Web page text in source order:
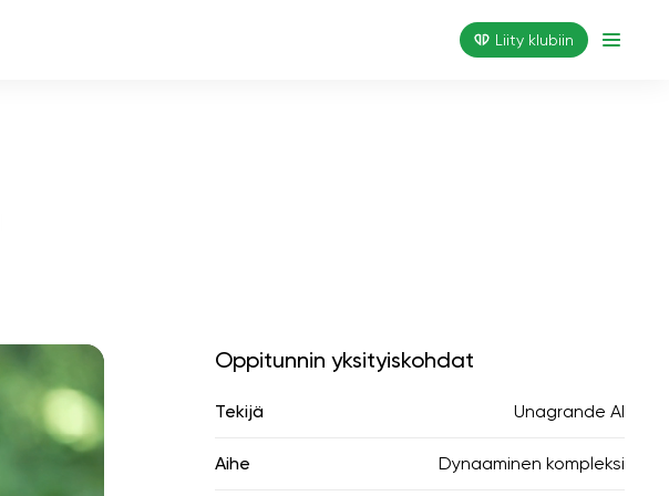
Liity klubiin
01:44
Oppitunnin yksityiskohdat
Tekijä Unagrande AI
Aihe Dynaaminen kompleksi